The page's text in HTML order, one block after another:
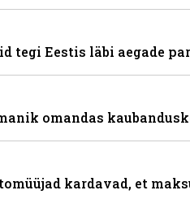
tegi Eestis läbi aegade
omandas
kardavad, et